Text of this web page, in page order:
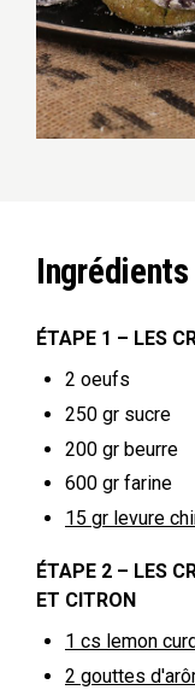
Ingrédients
ÉTAPE 1 – LES
2 oeufs
250 gr sucre
200 gr beurre
600 gr farine
15 gr levure
ÉTAPE 2 – LES
ET CITRON
1 cs lemon curd
2 gouttes